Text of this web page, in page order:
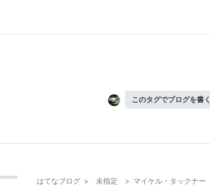
このタグでブログを書く
はてなブログ > 未指定 > マイケル・タックナー